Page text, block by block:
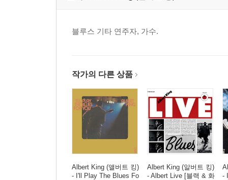
블루스 기타 연주자, 가수.
작가의 다른 상품
Albert King (앨버트 킹)
- I'll Play The Blues Fo
Albert King (알버트 킹)
- Albert Live [블랙 & 화
-